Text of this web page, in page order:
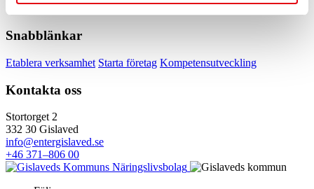
Dela inlägget:
Snabblänkar
Etablera verksamhet Starta företag Kompetensutveckling
Kontakta oss
Stortorget 2
332 30 Gislaved
info@entergislaved.se
+46 371–806 00